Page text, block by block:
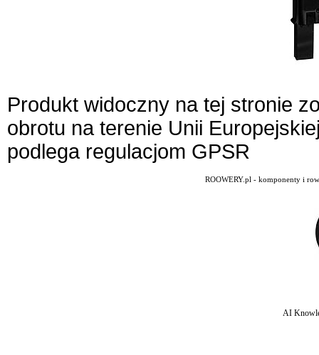
Produkt widoczny na tej stronie
obrotu na terenie Unii
podlega regulacjom GPSR
ROOWERY.pl - komponenty i
AI